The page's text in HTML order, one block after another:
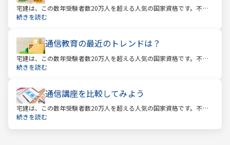
宅建は、この数年受験者数20万人を超える人気の国家資格です。不動
産業に携わる人をはじめ、他業種、学生、主婦まで、さまざまな方が
続きを読む
通信教育の最近のトレンドは？
宅建は、この数年受験者数20万人を超える人気の国家資格です。不動
産業に携わる人をはじめ、他業種、学生、主婦まで、さまざまな方が
続きを読む
通信講座を比較してみよう
宅建は、この数年受験者数20万人を超える人気の国家資格です。不動
産業に携わる人をはじめ、他業種、学生、主婦まで、さまざまな方が
続きを読む